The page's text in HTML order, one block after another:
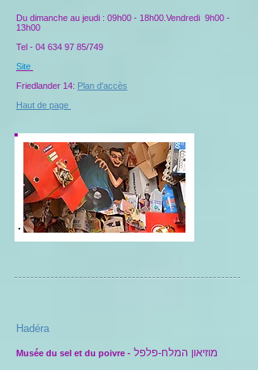
Du dimanche au jeudi : 09h00 - 18h00.Vendredi 9h00 -
13h00
Tel - 04 634 97 85/749
Site
Friedlander 14: Plan d'accès
Haut de page
Hadéra
Musée du sel et du poivre - מוזיאון המלח-פלפל